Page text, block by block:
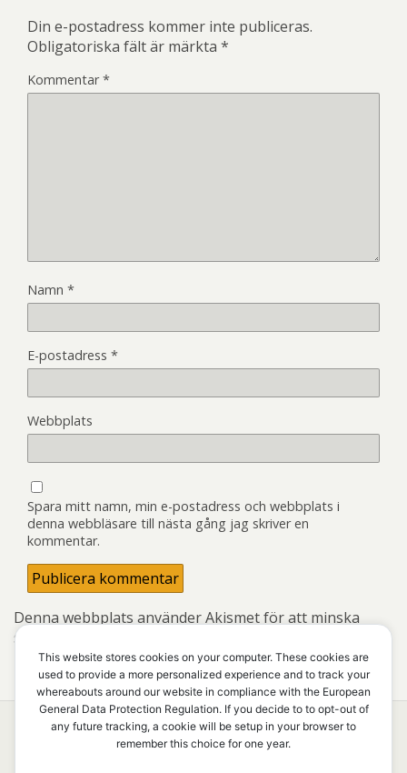
Din e-postadress kommer inte publiceras.
Obligatoriska fält är märkta *
Kommentar*
Namn *
E-postadress *
Webbplats
Spara mitt namn, min e-postadress och webbplats i
denna webbläsare till nästa gång jag skriver en
kommentar.
Denna webbplats använder Akismet för att minska
skräppost.
bearbetas.
This website stores cookies on your computer. These cookies are
used to provide a more personalized experience and to track your
whereabouts around our website in compliance with the European
General Data Protection Regulation. If you decide to to opt-out of
any future tracking, a cookie will be setup in your browser to
remember this choice for one year.